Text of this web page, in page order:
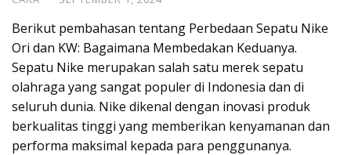
Berikut pembahasan tentang Perbedaan Sepatu Nike
Ori dan KW: Bagaimana Membedakan Keduanya.
Sepatu Nike merupakan salah satu merek sepatu
olahraga yang sangat populer di Indonesia dan di
seluruh dunia. Nike dikenal dengan inovasi produk
berkualitas tinggi yang memberikan kenyamanan dan
performa maksimal kepada para penggunanya.